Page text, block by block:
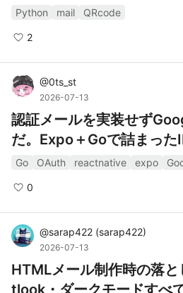
では
Python mail QRcode
2
@0ts_st
2026-07-13
認証メールを実装せず
だ。Expo＋Goで詰まった
S・セッション管理
Go OAuth reactnative expo
0
@sarap422 (sarap422)
2026-07-13
HTMLメール制作時の落